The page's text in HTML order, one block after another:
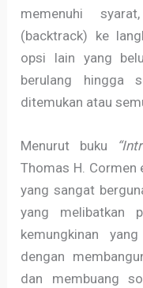
memenuhi
(backtrack) ke
opsi lain yang
berulang hingga
ditemukan atau
Menurut buku
Thomas H. Cormen
yang sangat
yang melibatkan
kemungkinan
dengan
dan membuang